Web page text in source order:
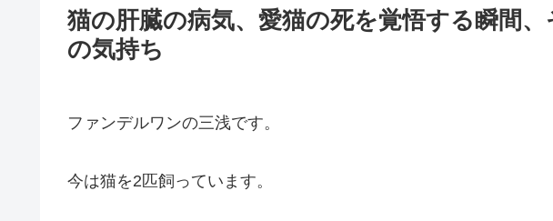
猫の肝臓の病気、愛猫の死を覚悟する瞬間
の気持ち
ファンデルワンの三浅です。
今は猫を2匹飼っています。